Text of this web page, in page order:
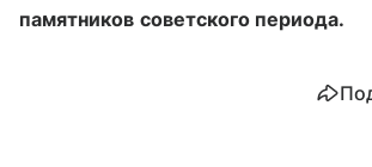
памятников советского периода.